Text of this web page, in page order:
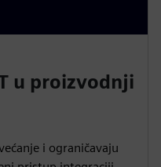
u proizvodnji
i ograničavaju